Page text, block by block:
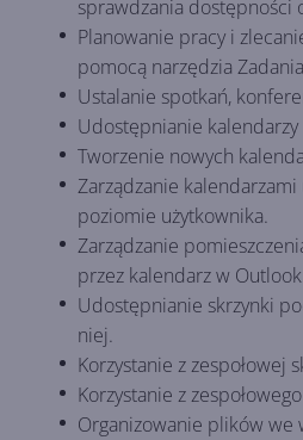
sprawdzania dostępności
Planowanie pracy i
pomocą narzędzia
Ustalanie spotkań,
Udostępnianie
Tworzenie nowych
Zarządzanie
poziomie użytkownika.
Zarządzanie
przez kalendarz w
Udostępnianie skrzynki
niej.
Korzystanie z zespołowej
Korzystanie z
Organizowanie plików